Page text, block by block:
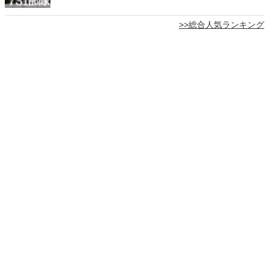
>>総合人気ランキング